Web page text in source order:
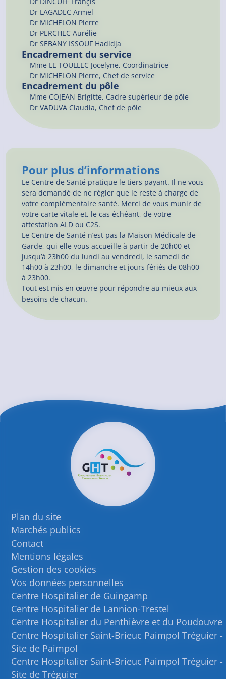
Dr LAGADEC Armel
Dr MICHELON Pierre
Dr PERCHEC Aurélie
DrSEBANY ISSOUF Hadidja
Encadrement du service
Mme LE TOULLEC Jocelyne, Coordinatrice
Dr MICHELON Pierre, Chef de service
Encadrement du pôle
Mme COJEAN Brigitte, Cadre supérieur de pôle
Dr VADUVA Claudia, Chef de pôle
Pour plus d’informations
Le Centre de Santé pratique le tiers payant. Il ne vous
sera demandé de ne régler que le reste à charge de
votre complémentaire santé. Merci de vous munir de
votre carte vitale et, le cas échéant, de votre
attestation ALD ou C2S.
Le Centre de Santé n’est pas la Maison Médicale de
Garde, qui elle vous accueille à partir de 20h00 et
jusqu’à 23h00 du lundi au vendredi, le samedi de
14h00 à 23h00, le dimanche et jours fériés de 08h00
à 23h00.
Tout est mis en œuvre pour répondre au mieux aux
besoins de chacun.
Plan du site
Marchés publics
Contact
Mentions légales
Gestion des cookies
Vos données personnelles
Centre Hospitalier de Guingamp
Centre Hospitalier de Lannion-Trestel
Centre Hospitalier du Penthièvre et du Poudouvre
Centre Hospitalier Saint-Brieuc Paimpol Tréguier -
Site de Paimpol
Centre Hospitalier Saint-Brieuc Paimpol Tréguier -
Site de Tréguier